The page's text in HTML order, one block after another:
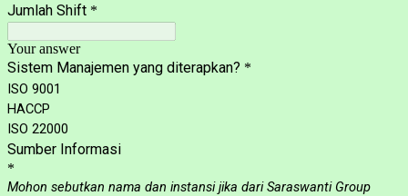
Jumlah Shift *
Your answer
Sistem Manajemen yang diterapkan? *
ISO 9001
HACCP
ISO 22000
Sumber Informasi
*
Mohon sebutkan nama dan instansi jika dari Saraswanti Group